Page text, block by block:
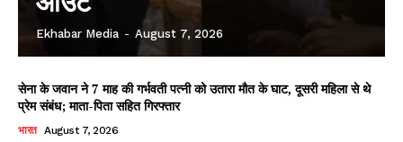
Ekhabar Media - August 7, 2026
सेना के जवान ने 7 माह की गर्भवती पत्नी को उतारा मौत के घाट, दूसरी महिला से थे
प्रेम संबंध; माता-पिता सहित गिरफ्तार
भारत August 7, 2026